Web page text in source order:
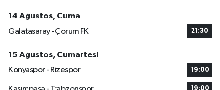
14 Ağustos, Cuma
Galatasaray - Çorum FK
21:30
15 Ağustos, Cumartesi
Konyaspor - Rizespor
19:00
19:00